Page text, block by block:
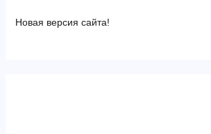
Новая версия сайта!